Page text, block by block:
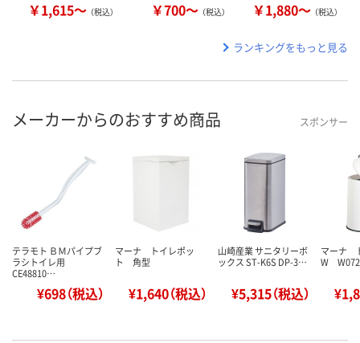
￥1,615～ （税込） ￥700～ （税込） ￥1,880～ （税込）
ランキングをもっと見る
メーカーからのおすすめ商品 スポンサー
テラモト ＢＭパイプブ
ラシトイレ用
CE48810…
¥698（税込）
マーナ トイレポッ
ト 角型
¥1,640（税込）
山崎産業 サニタリーボ
ックス ST-K6S DP-3…
¥5,315（税込）
マーナ
W